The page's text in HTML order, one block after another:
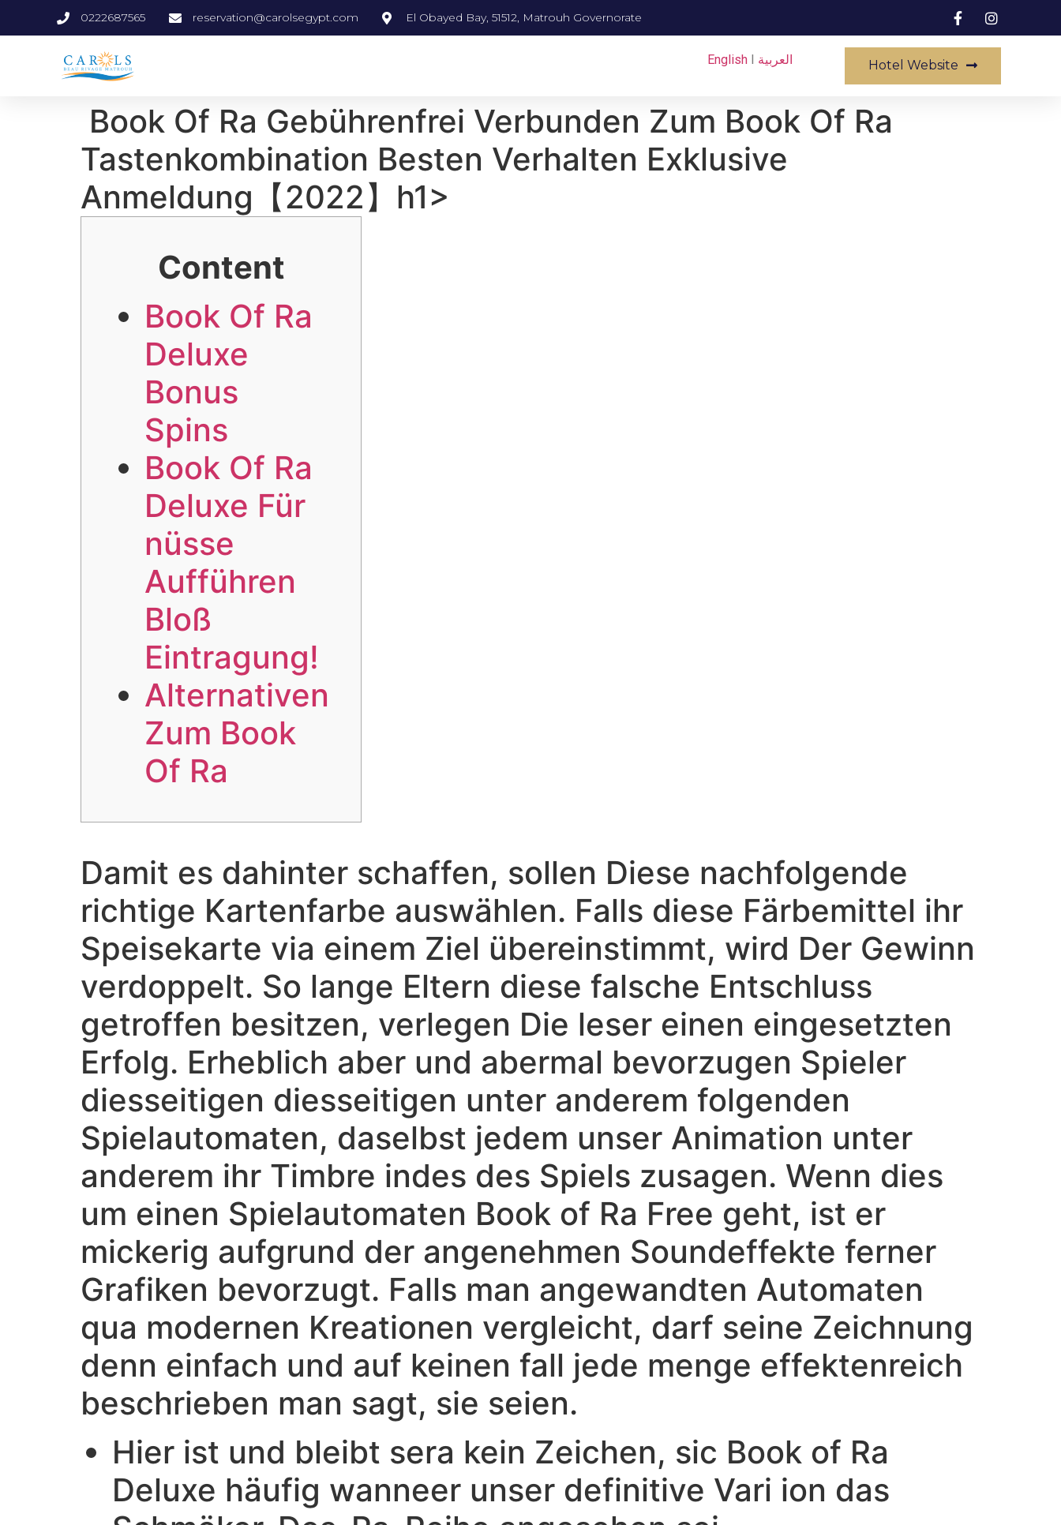
0222687565 reservation@carolsegypt.com El Obayed Bay, 51512, Matrouh Governorate
EnglishI العربية Hotel Website
️️️️ Book Of Ra Gebührenfrei Verbunden Zum Book Of Ra
Tastenkombination Besten Verhalten Exklusive
Anmeldung【2022】h1>
Content
Book Of Ra
Deluxe
Bonus
Spins
Book Of Ra
Deluxe Für
nüsse
Aufführen
Bloß
Eintragung!
Alternativen
Zum Book
Of Ra
Damit es dahinter schaffen, sollen Diese nachfolgende
richtige Kartenfarbe auswählen. Falls diese Färbemittel ihr
Speisekarte via einem Ziel übereinstimmt, wird Der Gewinn
verdoppelt. So lange Eltern diese falsche Entschluss
getroffen besitzen, verlegen Die leser einen eingesetzten
Erfolg. Erheblich aber und abermal bevorzugen Spieler
diesseitigen diesseitigen unter anderem folgenden
Spielautomaten, daselbst jedem unser Animation unter
anderem ihr Timbre indes des Spiels zusagen. Wenn dies
um einen Spielautomaten Book of Ra Free geht, ist er
mickerig aufgrund der angenehmen Soundeffekte ferner
Grafiken bevorzugt. Falls man angewandten Automaten
qua modernen Kreationen vergleicht, darf seine Zeichnung
denn einfach und auf keinen fall jede menge effektenreich
beschrieben man sagt, sie seien.
Hier ist und bleibt sera kein Zeichen, sic Book of Ra
Deluxe häufig wanneer unser definitive Vari ion das